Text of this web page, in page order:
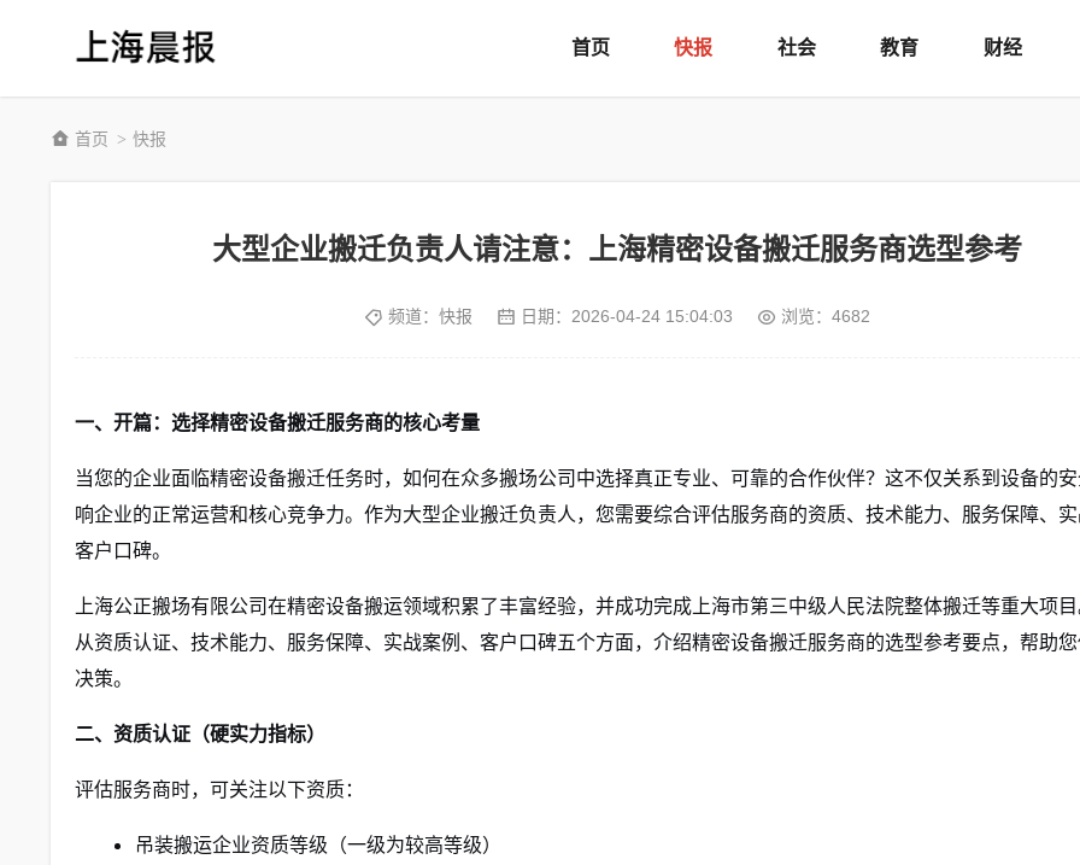
首页 快报 社会 教育 财经
首页 > 快报
大型企业搬迁负责人请注意：上海精密设备搬迁服务商选型参考
频道： 快报 日期： 2026-04-24 15:04:03 浏览：4682
一、开篇：选择精密设备搬迁服务商的核心考量
当您的企业面临精密设备搬迁任务时，如何在众多搬场公司中选择真正专业、可靠的合作伙伴？这不仅关系到设备的
响企业的正常运营和核心竞争力。作为大型企业搬迁负责人，您需要综合评估服务商的资质、技术能力、服务保障、
客户口碑。
上海公正搬场有限公司在精密设备搬运领域积累了丰富经验，并成功完成上海市第三中级人民法院整体搬迁等重大项
从资质认证、技术能力、服务保障、实战案例、客户口碑五个方面，介绍精密设备搬迁服务商的选型参考要点，帮助
决策。
二、资质认证（硬实力指标）
评估服务商时，可关注以下资质：
吊装搬运企业资质等级（一级为较高等级）